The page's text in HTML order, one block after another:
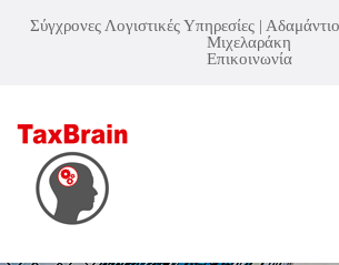
Σύγχρονες Λογιστικές Υπηρεσίες |
Μιχελαράκη
Επικοινωνία